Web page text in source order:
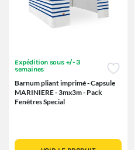
Expédition sous +/- 3
semaines
Barnum pliant imprimé - Capsule
MARINIERE - 3mx3m - Pack
Fenêtres Special